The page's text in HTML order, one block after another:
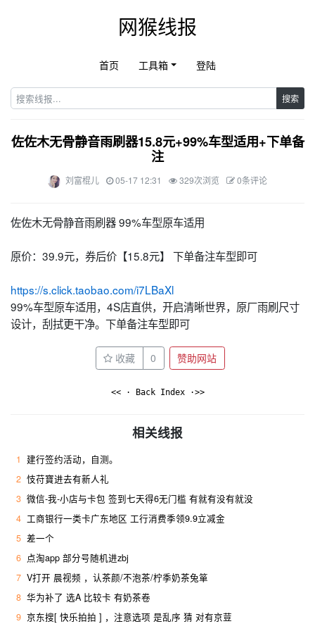
网猴线报
首页 工具箱 登陆
搜索
佐佐木无骨静音雨刷器15.8元+99%车型适用+下单备
注
刘富棍儿 05-17 12:31 329次浏览 0条评论
佐佐木无骨静音雨刷器 99%车型原车适用
原价：39.9元，券后价【15.8元】 下单备注车型即可
https://s.click.taobao.com/i7LBaXl
99%车型原车适用，4S店直供，开启清晰世界，原厂雨刷尺寸
设计，刮拭更干净。下单备注车型即可
收藏 0 赞助网站
<< · Back Index ·>>
相关线报
1 建行签约活动，自测。
2 忮苻寶进去有新人礼
3 微信-我-小店与卡包 签到七天得6无门槛 有就有没有就没
4 工商银行一类卡广东地区 工行消费季领9.9立减金
5 差一个
6 点淘app 部分号随机进zbj
7 V打开 晨视频 ，认茶颜/不泡茶/柠季奶茶兔箪
8 华为补了 选A 比较卡 有奶茶卷
9 京东搜[ 快乐拍拍 ] ，注意选项 是乱序 猜 对有京荳